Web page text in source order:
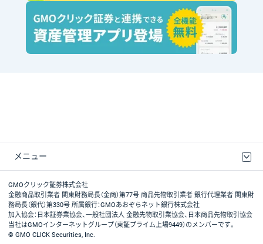
メニュー
取引規程・約款
最良執行方針
ディスクレイマー
リスク説明
GMOクリック証券ホームページ
GMOクリック証券株式会社
金融商品取引業者 関東財務局長（金商）第77号 商品先物取引業者 銀行代理業者 関東財
務局長（銀代）第330号 所属銀行：GMOあおぞらネット銀行株式会社
加入協会：日本証券業協会、一般社団法人 金融先物取引業協会、日本商品先物取引協会
当社はGMOインターネットグループ（東証プライム上場9449）のメンバーです。
© GMO CLICK Securities, Inc.